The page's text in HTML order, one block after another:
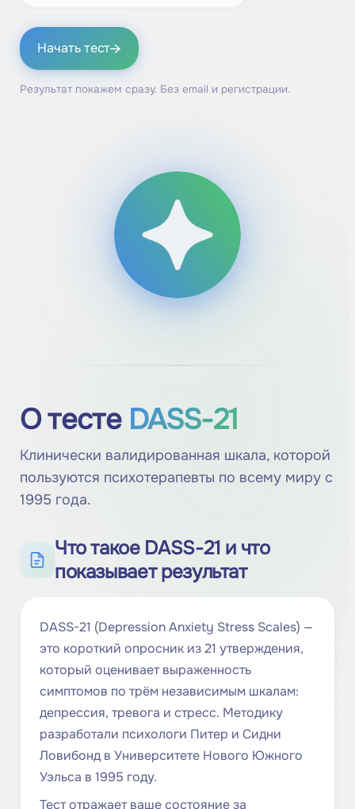
Начать тест→
Результат покажем сразу. Без email и регистрации.
О тесте DASS-21
Клинически валидированная шкала, которой
пользуются психотерапевты по всему миру с
1995 года.
Что такое DASS-21 и что
показывает результат
DASS-21 (Depression Anxiety Stress Scales) —
это короткий опросник из 21 утверждения,
который оценивает выраженность
симптомов по трём независимым шкалам:
депрессия, тревога и стресс. Методику
разработали психологи Питер и Сидни
Ловибонд в Университете Нового Южного
Уэльса в 1995 году.
Тест отражает ваше состояние за